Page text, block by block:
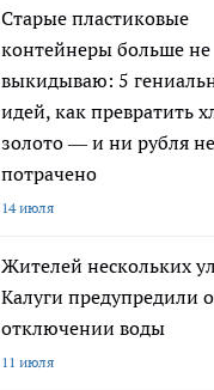
Старые пластиковые
контейнеры больше не
выкидываю: 5
идей, как превратить
золото — и ни рубля не
потрачено
14 июля
Жителей нескольких
Калуги предупредили
отключении воды
11 июля